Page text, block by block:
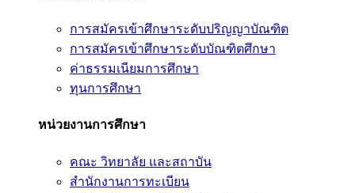
การสมัครเข้าศึกษาระดับปริญญาบัณฑิต
การสมัครเข้าศึกษาระดับบัณฑิตศึกษา
ค่าธรรมเนียมการศึกษา
ทุนการศึกษา
หน่วยงานการศึกษา
คณะ วิทยาลัย และสถาบัน
สำนักงานการทะเบียน